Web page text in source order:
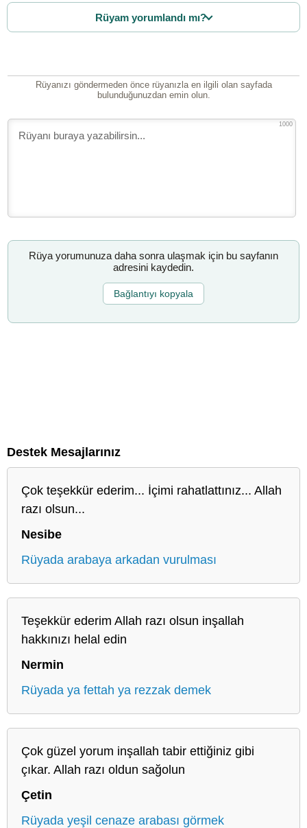
Rüyam yorumlandı mı?
Rüyanızı göndermeden önce rüyanızla en ilgili olan sayfada
bulunduğunuzdan emin olun.
1000
Rüya yorumunuza daha sonra ulaşmak için bu sayfanın
adresini kaydedin.
Bağlantıyı kopyala
Destek Mesajlarınız
Çok teşekkür ederim... İçimi rahatlattınız... Allah
razı olsun...
Nesibe
Rüyada arabaya arkadan vurulması
Teşekkür ederim Allah razı olsun inşallah
hakkınızı helal edin
Nermin
Rüyada ya fettah ya rezzak demek
Çok güzel yorum inşallah tabir ettiğiniz gibi
çıkar. Allah razı oldun sağolun
Çetin
Rüyada yeşil cenaze arabası görmek